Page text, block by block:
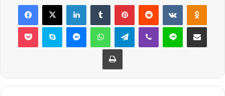
Facebook
X LinkedInTumblr PinterestReddit VKontakte
Pocket Skype MessengerWhatsAppTelegramViber Line E-Posta ile
Yazdır